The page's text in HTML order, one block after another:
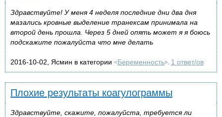
Здравствуйте! У меня 4 неделя последние дни два дня
мазались кровные выделение транексам принимала на
второй день прошла. Через 5 дней опять может я я боюсь
подскажите пожалуйста что мне делать
2016-10-02, Ясмин в категории «Беременность», 1 ответ/ов
Плохие результаты коагулограммы
Здравствуйте, скажите, пожалуйста, требуется ли